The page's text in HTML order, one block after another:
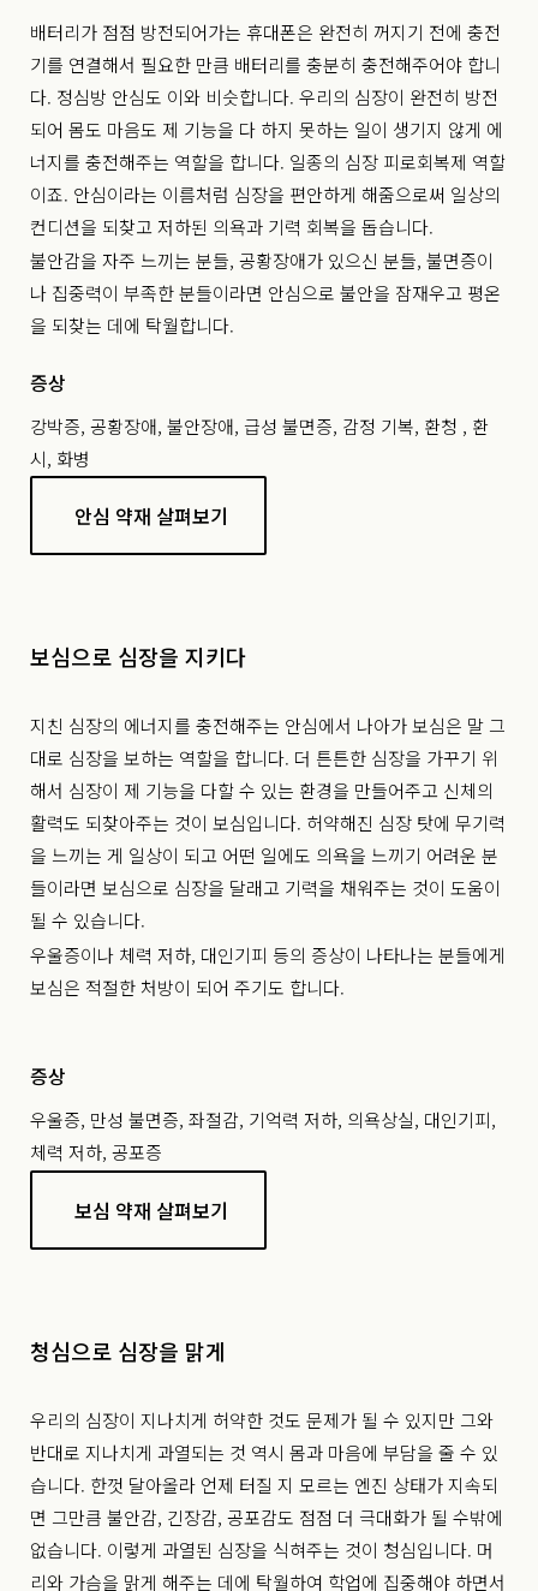
배터리가 점점 방전되어가는 휴대폰은 완전히 꺼지기 전에 충전
기를 연결해서 필요한 만큼 배터리를 충분히 충전해주어야 합니
다. 정심방 안심도 이와 비슷합니다. 우리의 심장이 완전히 방전
되어 몸도 마음도 제 기능을 다 하지 못하는 일이 생기지 않게 에
너지를 충전해주는 역할을 합니다. 일종의 심장 피로회복제 역할
이죠. 안심이라는 이름처럼 심장을 편안하게 해줌으로써 일상의
컨디션을 되찾고 저하된 의욕과 기력 회복을 돕습니다.
불안감을 자주 느끼는 분들, 공황장애가 있으신 분들, 불면증이
나 집중력이 부족한 분들이라면 안심으로 불안을 잠재우고 평온
을 되찾는 데에 탁월합니다.
증상
강박증, 공황장애, 불안장애, 급성 불면증, 감정 기복, 환청 , 환
시, 화병
안심 약재 살펴보기
보심으로 심장을 지키다
지친 심장의 에너지를 충전해주는 안심에서 나아가 보심은 말 그
대로 심장을 보하는 역할을 합니다. 더 튼튼한 심장을 가꾸기 위
해서 심장이 제 기능을 다할 수 있는 환경을 만들어주고 신체의
활력도 되찾아주는 것이 보심입니다. 허약해진 심장 탓에 무기력
을 느끼는 게 일상이 되고 어떤 일에도 의욕을 느끼기 어려운 분
들이라면 보심으로 심장을 달래고 기력을 채워주는 것이 도움이
될 수 있습니다.
우울증이나 체력 저하, 대인기피 등의 증상이 나타나는 분들에게
보심은 적절한 처방이 되어 주기도 합니다.
증상
우울증, 만성 불면증, 좌절감, 기억력 저하, 의욕상실, 대인기피,
체력 저하, 공포증
보심 약재 살펴보기
청심으로 심장을 맑게
우리의 심장이 지나치게 허약한 것도 문제가 될 수 있지만 그와
반대로 지나치게 과열되는 것 역시 몸과 마음에 부담을 줄 수 있
습니다. 한껏 달아올라 언제 터질 지 모르는 엔진 상태가 지속되
면 그만큼 불안감, 긴장감, 공포감도 점점 더 극대화가 될 수밖에
없습니다. 이렇게 과열된 심장을 식혀주는 것이 청심입니다. 머
리와 가슴을 맑게 해주는 데에 탁월하여 학업에 집중해야 하면서